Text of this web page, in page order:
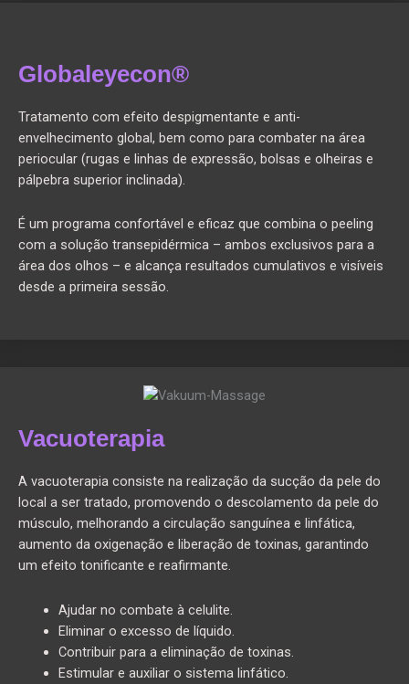
Globaleyecon®
Tratamento com efeito despigmentante e anti-
envelhecimento global, bem como para combater na área
periocular (rugas e linhas de expressão, bolsas e olheiras e
pálpebra superior inclinada).
É um programa confortável e eficaz que combina o peeling
com a solução transepidérmica – ambos exclusivos para a
área dos olhos – e alcança resultados cumulativos e visíveis
desde a primeira sessão.
Vacuoterapia
A vacuoterapia consiste na realização da sucção da pele do
local a ser tratado, promovendo o descolamento da pele do
músculo, melhorando a circulação sanguínea e linfática,
aumento da oxigenação e liberação de toxinas, garantindo
um efeito tonificante e reafirmante.
Ajudar no combate à celulite.
Eliminar o excesso de líquido.
Contribuir para a eliminação de toxinas.
Estimular e auxiliar o sistema linfático.